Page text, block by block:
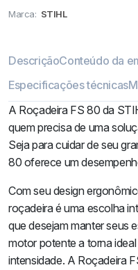
Marca: STIHL
DescriçãoConteúdo da
Especificações técnicas
A Roçadeira FS 80 da
quem precisa de uma
Seja para cuidar de seu
80 oferece um
Com seu design
roçadeira é uma escolha
que desejam manter seus
motor potente a torna
intensidade. A Roçadeira